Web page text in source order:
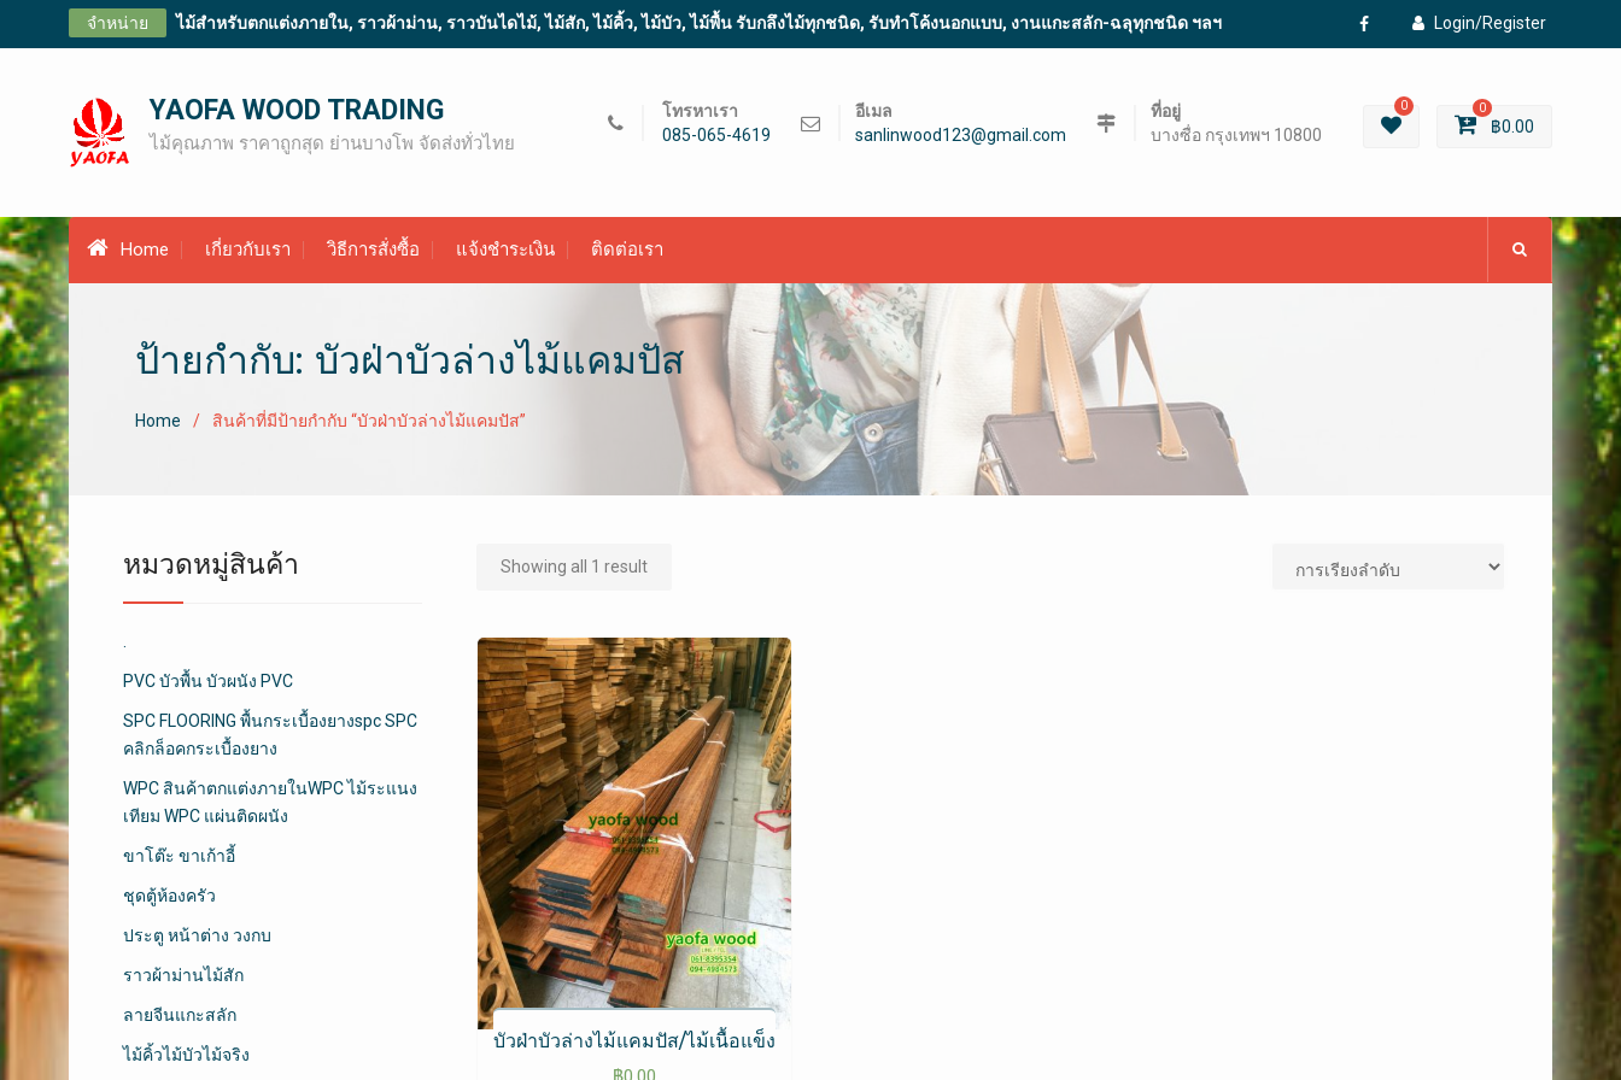
จำหน่าย ไม้สำหรับตกแต่งภายใน, ราวผ้าม่าน, ราวบันไดไม้, ไม้สัก, ไม้คิ้ว, ไม้บัว, ไม้พื้น รับกลึงไม้ทุกชนิด, รับทำโค้งนอกแบบ, งานแกะสลัก-ฉลุทุกชนิด ฯลฯ
Login/Register
Facebook
YAOFA WOOD TRADING
ไม้คุณภาพ ราคาถูกสุด ย่านบางโพ จัดส่งทั่วไทย
โทรหาเรา
085-065-4619
อีเมล
sanlinwood123@gmail.com
ที่อยู่
บางซื่อ กรุงเทพฯ 10800
0 0
฿0.00
Home เกี่ยวกับเรา วิธีการสั่งซื้อ แจ้งชำระเงิน ติดต่อเรา
ป้ายกำกับ: บัวฝ่าบัวล่างไม้แคมปัส​
Home สินค้าที่มีป้ายกำกับ “บัวฝ่าบัวล่างไม้แคมปัส​”
Showing all 1 result
บัวฝ่าบัวล่างไม้แคมปัส​/ไม้เนื้อแข็ง
หมวดหมู่สินค้า
PVC บัวพื้น บัวผนัง PVC
SPC FLOORING พื้นกระเบื้องยางspc SPC
คลิกล็อคกระเบื้องยาง
WPC สินค้าตกแต่งภายในWPC ไม้ระแนง
เทียม WPC แผ่นติดผนัง
ขาโต๊ะ ขาเก้าอี้
ชุดตู้ห้องครัว
ประตู หน้าต่าง วงกบ
ราวผ้าม่านไม้สัก
ลายจีนแกะสลัก
ไม้คิ้วไม้บัวไม้จริง